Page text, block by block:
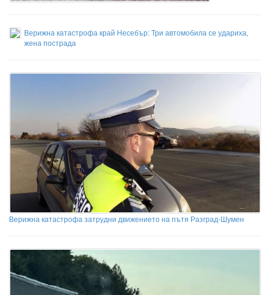
Верижна катастрофа край Несебър: Три автомобила се удариха,
жена пострада
Верижна катастрофа затрудни движението на пътя Разград-Шумен